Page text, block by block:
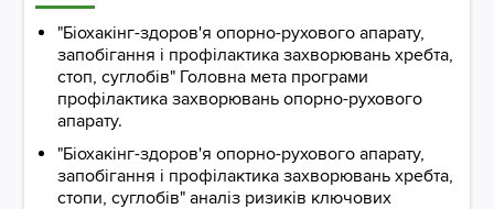
"Біохакінг-здоров'я опорно-рухового апарату,
запобігання і профілактика захворювань хребта,
стоп, суглобів" Головна мета програми
профілактика захворювань опорно-рухового
апарату.
"Біохакінг-здоров'я опорно-рухового апарату,
запобігання і профілактика захворювань хребта,
стопи, суглобів" аналіз ризиків ключових